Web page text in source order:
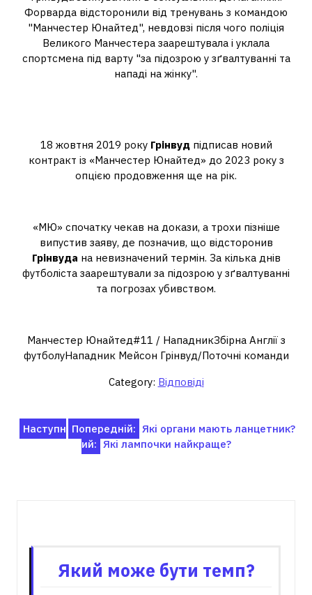
Форварда відсторонили від тренувань з командою
"Манчестер Юнайтед", невдовзі після чого поліція
Великого Манчестера заарештувала і уклала
спортсмена під варту "за підозрою у зґвалтуванні та
нападі на жінку".
18 жовтня 2019 року Грінвудпідписав новий
контракт із «Манчестер Юнайтед» до 2023 року з
опцією продовження ще на рік.
«МЮ» спочатку чекав на докази, а трохи пізніше
випустив заяву, де позначив, що відсторонив
Грінвуда на невизначений термін. За кілька днів
футболіста заарештували за підозрою у зґвалтуванні
та погрозах убивством.
Манчестер Юнайтед#11 / НападникЗбірна Англії з
футболуНападник Мейсон Грінвуд/Поточні команди
Category: Відповіді
НавігаціяПопередній: Які органи мають ланцетник?
Наступн
ий: Які лампочки найкраще?
Який може бути темп?